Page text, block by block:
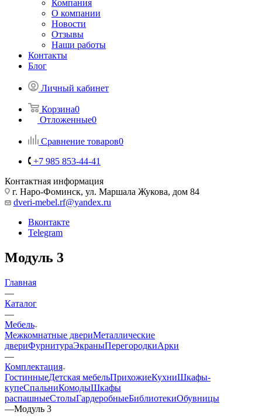
Компания
О компании
Новости
Отзывы
Наши работы
Контакты
Блог
Личный кабинет
Корзина0
Отложенные0
Сравнение товаров0
+7 985 853-44-41
Контактная информация
г. Наро-Фоминск, ул. Маршала Жукова, дом 84
dveri-mebel.rf@yandex.ru
Вконтакте
Telegram
Модуль 3
Главная
—
Каталог
—
Мебель
Межкомнатные двериМеталлические
двериФурнитураЭкраныПерегородкиАрки
—
Комплектация
ГостинныеДетская мебельПрихожиеКухниШкафы-
купеСпальниКомодыШкафы
распашныеСтолыГардеробныеБиблиотекиОбувницы
—Модуль 3